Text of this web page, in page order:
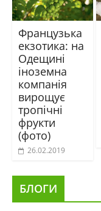
Французька
екзотика: на
Одещині
іноземна
компанія
вирощує
тропічні
фрукти
(фото)
26.02.2019
БЛОГИ